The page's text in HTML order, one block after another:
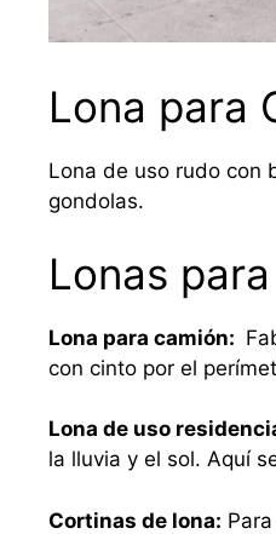
Lona para
Lona de uso rudo con
gondolas.
Lonas
Lona para camión:
con cinto por el
Lona de uso
la lluvia y el sol. Aquí
Cortinas de lona: